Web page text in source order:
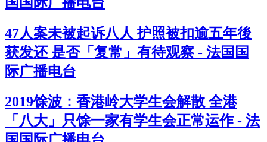
47人案未被起诉八人 护照被扣逾五年後
获发还 是否「复常」有待观察 - 法国国
际广播电台
2019馀波：香港岭大学生会解散 全港
「八大」只馀一家有学生会正常运作 - 法